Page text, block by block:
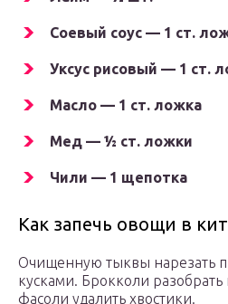
Соевый соус — 1 ст.
Уксус рисовый — 1 ст.
Масло — 1 ст. ложка
Мед — ½ ст. ложки
Чили — 1 щепотка
Как запечь овощи в
Очищенную тыквы нарезать
кусками. Брокколи разобрать
фасоли удалить хвостики.